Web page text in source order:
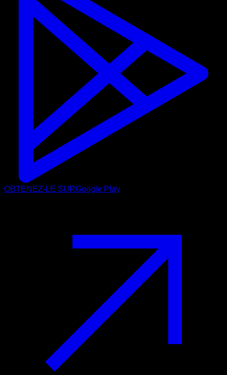
OBTENEZ-LE SURGoogle Play